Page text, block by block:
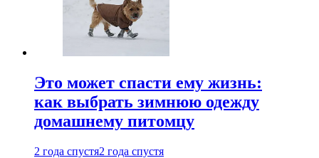
Это может спасти ему жизнь:
как выбрать зимнюю одежду
домашнему питомцу
2 года спустя2 года спустя